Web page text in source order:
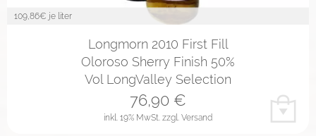
109,86€ je liter
Longmorn 2010 First Fill
Oloroso Sherry Finish 50%
Vol LongValley Selection
inkl. 19% MwSt. zzgl. Versand
76,90 €